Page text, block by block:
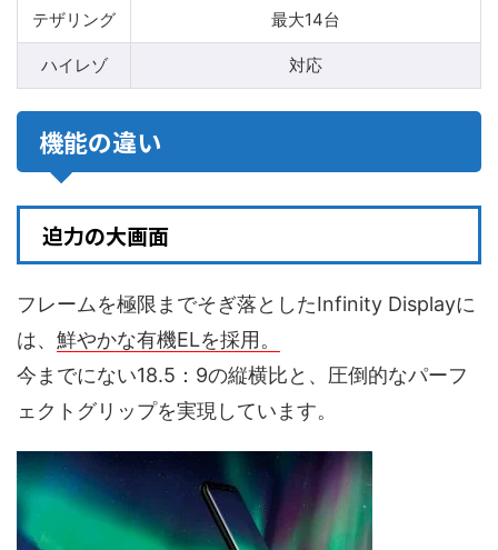
テザリング 最大14台
ハイレゾ 対応
機能の違い
迫力の大画面
フレームを極限までそぎ落としたInfinity Displayに
は、 鮮やかな有機ELを採用。
今までにない18.5：9の縦横比と、圧倒的なパーフ
ェクトグリップを実現しています。